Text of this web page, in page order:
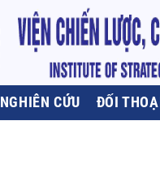
NGHIÊN CỨU ĐỐI